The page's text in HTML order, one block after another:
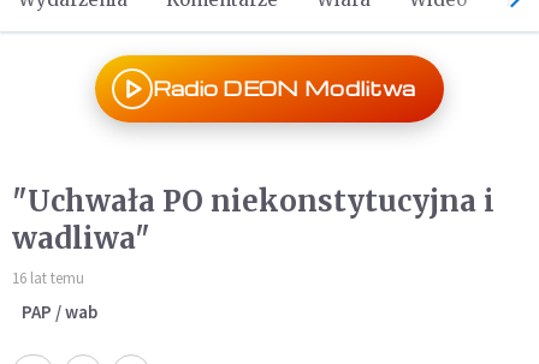
Radio DEON Modlitwa
"Uchwała PO niekonstytucyjna i
wadliwa"
16 lat temu
PAP / wab